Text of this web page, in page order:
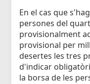
En el cas que
persones del
provisionalment
provisional per
desertes les tres
d'indicar
la borsa de les